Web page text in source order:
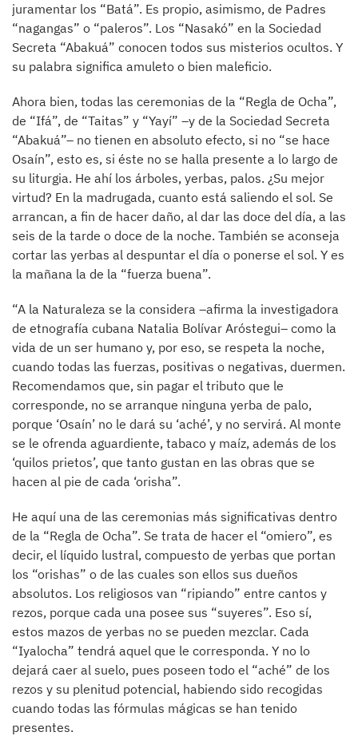
juramentar los “Batá”. Es propio, asimismo, de Padres
“nagangas” o “paleros”. Los “Nasakó” en la Sociedad
Secreta “Abakuá” conocen todos sus misterios ocultos. Y
su palabra significa amuleto o bien maleficio.
Ahora bien, todas las ceremonias de la “Regla de Ocha”,
de “Ifá”, de “Taitas” y “Yayí” –y de la Sociedad Secreta
“Abakuá”– no tienen en absoluto efecto, si no “se hace
Osaín”, esto es, si éste no se halla presente a lo largo de
su liturgia. He ahí los árboles, yerbas, palos. ¿Su mejor
virtud? En la madrugada, cuanto está saliendo el sol. Se
arrancan, a fin de hacer daño, al dar las doce del día, a las
seis de la tarde o doce de la noche. También se aconseja
cortar las yerbas al despuntar el día o ponerse el sol. Y es
la mañana la de la “fuerza buena”.
“A la Naturaleza se la considera –afirma la investigadora
de etnografía cubana Natalia Bolívar Aróstegui– como la
vida de un ser humano y, por eso, se respeta la noche,
cuando todas las fuerzas, positivas o negativas, duermen.
Recomendamos que, sin pagar el tributo que le
corresponde, no se arranque ninguna yerba de palo,
porque ‘Osaín’ no le dará su ‘aché’, y no servirá. Al monte
se le ofrenda aguardiente, tabaco y maíz, además de los
‘quilos prietos’, que tanto gustan en las obras que se
hacen al pie de cada ‘orisha”.
He aquí una de las ceremonias más significativas dentro
de la “Regla de Ocha”. Se trata de hacer el “omiero”, es
decir, el líquido lustral, compuesto de yerbas que portan
los “orishas” o de las cuales son ellos sus dueños
absolutos. Los religiosos van “ripiando” entre cantos y
rezos, porque cada una posee sus “suyeres”. Eso sí,
estos mazos de yerbas no se pueden mezclar. Cada
“Iyalocha” tendrá aquel que le corresponda. Y no lo
dejará caer al suelo, pues poseen todo el “aché” de los
rezos y su plenitud potencial, habiendo sido recogidas
cuando todas las fórmulas mágicas se han tenido
presentes.